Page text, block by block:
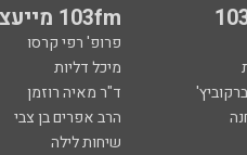
103fm מייעצים
פרופ' רפי קרסו
מיכל דליות
ד"ר מאיה רוזמן
הרב אפרים בן צבי
שיחות לילה